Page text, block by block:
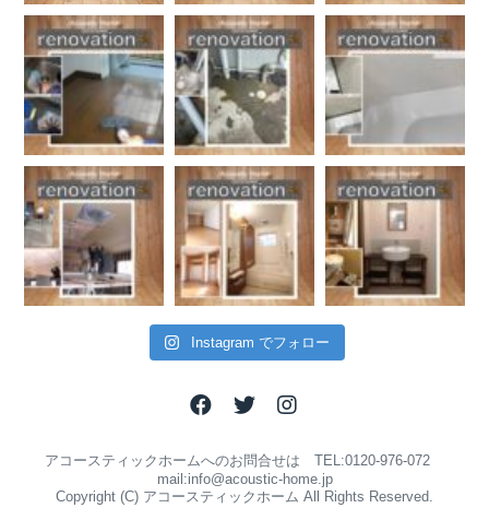
Instagram でフォロー
アコースティックホームへのお問合せは TEL:0120-976-072
mail:info@acoustic-home.jp
Copyright (C) アコースティックホーム All Rights Reserved.